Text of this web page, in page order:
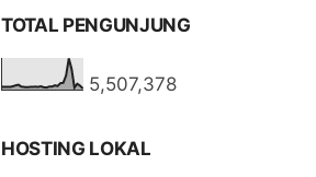
TOTAL PENGUNJUNG
5,507,378
HOSTING LOKAL